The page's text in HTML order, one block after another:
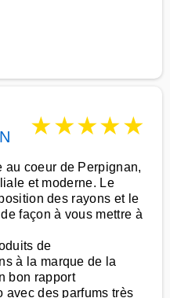
★★★★★
au coeur de Perpignan,
et moderne. Le
des rayons et le
façon à vous mettre à
de
à la marque de la
bon rapport
avec des parfums très